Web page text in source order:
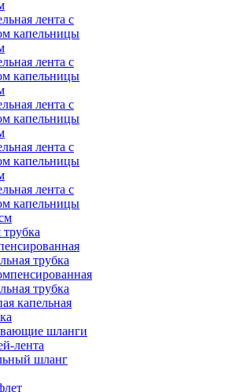
лента с
капельницы
лента с
капельницы
лента с
капельницы
лента с
капельницы
лента с
капельницы
трубка
трубка
капельная
шланги
лента
шланг